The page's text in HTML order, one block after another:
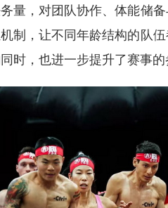
量，对团队协作、体能储
制，让不同年龄结构的队
时，也进一步提升了赛事